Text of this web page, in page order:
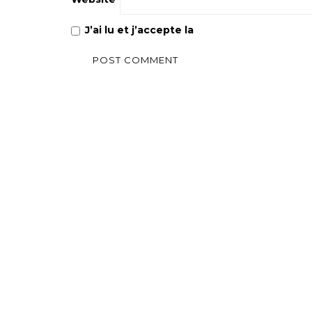
J’ai lu et j’accepte la